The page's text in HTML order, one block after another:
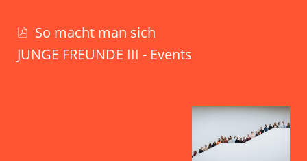
So macht man sich
JUNGE FREUNDE III - Events